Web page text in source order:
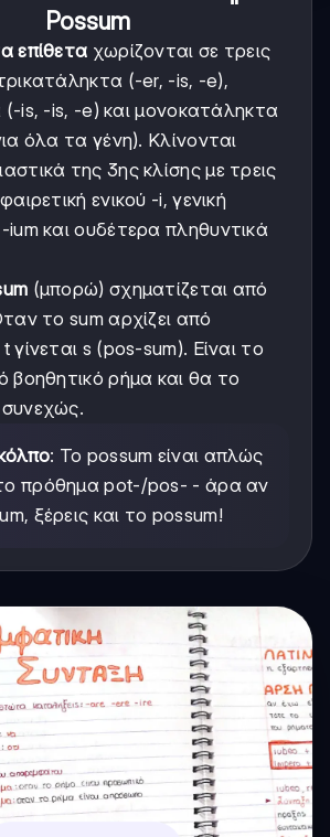
Possum
επίθετα χωρίζονται σε τρεις
(-er, -is, -e),
(-is, -is, -e) και μονοκατάληκτα
όλα τα γένη). Κλίνονται
της 3ης κλίσης με τρεις
ενικού -i, γενική
ium και ουδέτερα πληθυντικά
(μπορώ) σχηματίζεται από
το sum αρχίζει από
s (pos-sum). Είναι το
βοηθητικό ρήμα και θα το
: Το possum είναι απλώς
πρόθημα pot-/pos- - άρα αν
ξέρεις και το possum!